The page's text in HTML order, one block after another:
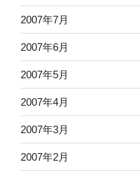
2007年7月
2007年6月
2007年5月
2007年4月
2007年3月
2007年2月